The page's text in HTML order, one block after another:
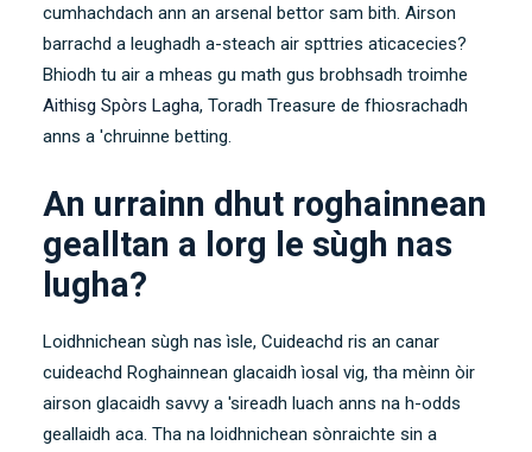
cumhachdach ann an arsenal bettor sam bith. Airson
barrachd a leughadh a-steach air spttries aticacecies?
Bhiodh tu air a mheas gu math gus brobhsadh troimhe
Aithisg Spòrs Lagha, Toradh Treasure de fhiosrachadh
anns a 'chruinne betting.
An urrainn dhut roghainnean
gealltan a lorg le sùgh nas
lugha?
Loidhnichean sùgh nas ìsle, Cuideachd ris an canar
cuideachd Roghainnean glacaidh ìosal vig, tha mèinn òir
airson glacaidh savvy a 'sireadh luach anns na h-odds
geallaidh aca. Tha na loidhnichean sònraichte sin a